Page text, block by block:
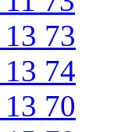
73
74
70